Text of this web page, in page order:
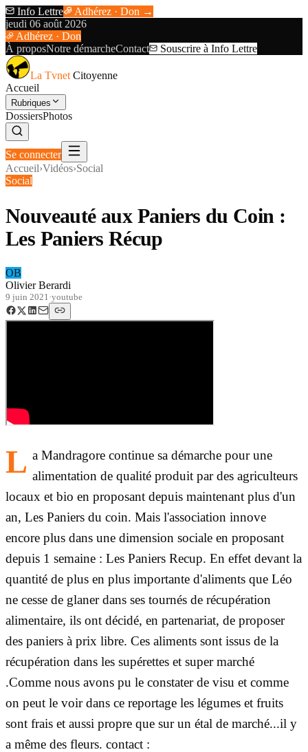
Info Lettre
Adhérez · Don →
jeudi 06 août 2026
Adhérez · Don
À proposNotre démarcheContact Souscrire à Info Lettre
La Tvnet Citoyenne
Accueil
Rubriques
DossiersPhotos
Se connecter
Accueil›Vidéos›Social
Social
Nouveauté aux Paniers du Coin :
Les Paniers Récup
OB
Olivier Berardi
9 juin 2021 ·youtube
L a Mandragore continue sa démarche pour une
alimentation de qualité produit par des agriculteurs
locaux et bio en proposant depuis maintenant plus d'un
an, Les Paniers du coin. Mais l'association innove
encore plus dans une dimension sociale en proposant
depuis 1 semaine : Les Paniers Recup. En effet devant la
quantité de plus en plus importante d'aliments que Léo
ne cesse de glaner dans ses tournés de récupération
alimentaire, ils ont décidé, en partenariat, de proposer
des paniers à prix libre. Ces aliments sont issus de la
récupération dans les supérettes et super marché
.Comme nous avons pu le constater de visu et comme
on peut le voir dans ce reportage les légumes et fruits
sont frais et aussi propre que sur un étal de marché...il y
a même des fleurs. contact :